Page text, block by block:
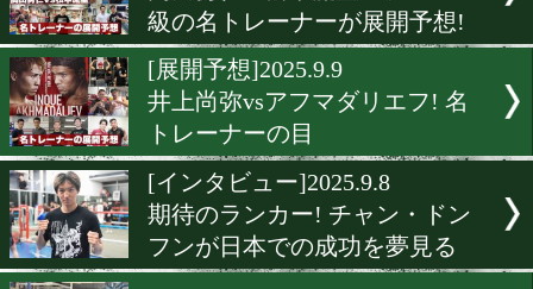
武居由樹vsメディナ! 衝撃
見たトップ選手の見解
[リングサイドの目
高田勇仁vs松本流星! ミニ
級戦士が分析!
[インタビュー]2025.9.11